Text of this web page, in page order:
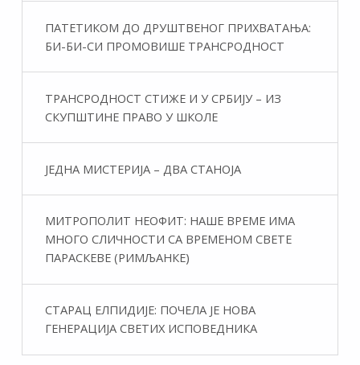
ПАТЕТИКОМ ДО ДРУШТВЕНОГ ПРИХВАТАЊА:
БИ-БИ-СИ ПРОМОВИШЕ ТРАНСРОДНОСТ
ТРАНСРОДНОСТ СТИЖЕ И У СРБИЈУ – ИЗ
СКУПШТИНЕ ПРАВО У ШКОЛЕ
ЈЕДНА МИСТЕРИЈА – ДВА СТАНОЈА
МИТРОПОЛИТ НЕОФИТ: НАШЕ ВРЕМЕ ИМА
МНОГО СЛИЧНОСТИ СА ВРЕМЕНОМ СВЕТЕ
ПАРАСКЕВЕ (РИМЉАНКЕ)
СТАРАЦ ЕЛПИДИЈЕ: ПОЧЕЛА ЈЕ НОВА
ГЕНЕРАЦИЈА СВЕТИХ ИСПОВЕДНИКА